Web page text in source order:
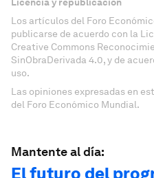
Los artículos del Foro
publicarse de acuerdo con la
Creative Commons
SinObraDerivada 4.0, y de
uso.
Las opiniones expresadas en
del Foro Económico Mundial.
Mantente al día:
El futuro del